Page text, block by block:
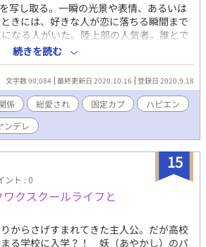
写し取る。一瞬の光景や表情、あるいは
には、好きな人が恋に落ちる瞬間まで
なる人がいた。陸上部の人気者。誰とで
なく笑う彼と、地味な俺。想いが叶うな
ていない。ただ、図書室の秘密のやりと
られればそれでいいと、思っていた。
―――カメラが写し取ったのは、残酷な
ったとき、生徒会会計が嵐のように現れ
・爽やか陸上部・ヤンデレ弟→平凡主
総愛されですが、固定カプです。
続きを読む
文字数 90,084 最終更新日 2020.10.16 登録日 2020.9.18
係 総愛され 固定カプ
ハピエン
ンデレ
15
ント : 0
クスクールライフと
からさげすまれてきた主人公。だが高校
る学校に入学？！ 妖（あやかし）のパ